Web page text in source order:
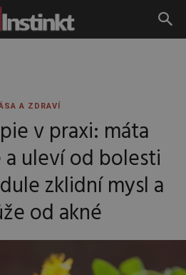
A ZDRAVÍ
v praxi: máta
uleví od bolesti
zklidní mysl a
od akné